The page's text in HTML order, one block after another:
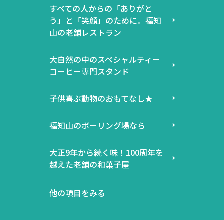
すべての人からの「ありがと
う」と「笑顔」のために。福知
山の老舗レストラン
大自然の中のスペシャルティー
コーヒー専門スタンド
子供喜ぶ動物のおもてなし★
福知山のボーリング場なら
大正9年から続く味！100周年を
越えた老舗の和菓子屋
他の項目をみる